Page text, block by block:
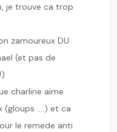
je trouve ca trop
zamoureux DU
(et pas de
charline aime
(gloups ….) et ca
le remede anti